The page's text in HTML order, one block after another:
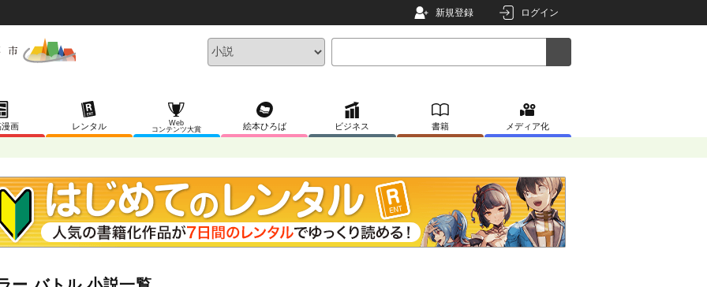
新規登録 ログイン
画 レンタル
Web
コンテンツ大賞
絵本ひろば ビジネス 書籍 メディア化